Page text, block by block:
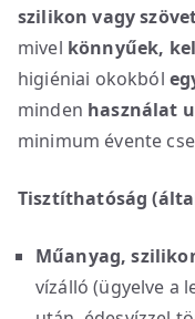
szilikon vagy
mivel könnyűek,
higiéniai okokból
minden használat
minimum évente
Tisztíthatóság
Műanyag,
vízálló (ügyelve a